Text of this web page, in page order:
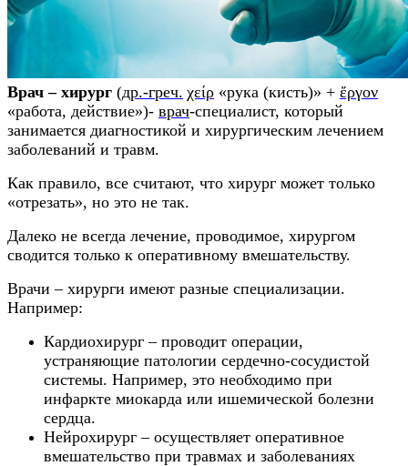
Врач – хирург (др.-греч. χείρ «рука (кисть)» + ἔργον
«работа, действие»)- врач-специалист, который
занимается диагностикой и хирургическим лечением
заболеваний и травм.
Как правило, все считают, что хирург может только
«отрезать», но это не так.
Далеко не всегда лечение, проводимое, хирургом
сводится только к оперативному вмешательству.
Врачи – хирурги имеют разные специализации.
Например:
Кардиохирург – проводит операции,
устраняющие патологии сердечно-сосудистой
системы. Например, это необходимо при
инфаркте миокарда или ишемической болезни
сердца.
Нейрохирург – осуществляет оперативное
вмешательство при травмах и заболеваниях